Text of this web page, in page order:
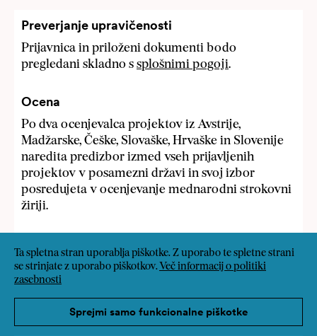
Ta spletna stran uporablja piškotke. Z uporabo te spletne strani
se strinjate z uporabo piškotkov. Več informacij o politiki
zasebnosti
Sprejmi samo funkcionalne piškotke
Preverjanje upravičenosti
Prijavnica in priloženi dokumenti bodo
pregledani skladno s splošnimi pogoji.
Ocena
Po dva ocenjevalca projektov iz Avstrije,
Madžarske, Češke, Slovaške, Hrvaške in Slovenije
naredita predizbor izmed vseh prijavljenih
projektov v posamezni državi in svoj izbor
posredujeta v ocenjevanje mednarodni strokovni
žiriji.
Na podlagi tega predizbora se žirija odloči v treh
korakih:
1. izbere največ 35 nominicarncev,
2. določi 15 projektov, ki bodo prejeli nagrado,